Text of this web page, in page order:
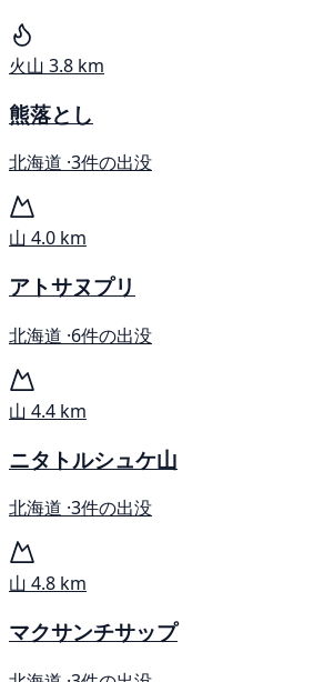
火山 3.8 km
熊落とし
北海道 ·3件の出没
山 4.0 km
アトサヌプリ
北海道 ·6件の出没
山 4.4 km
ニタトルシュケ山
北海道 ·3件の出没
山 4.8 km
マクサンチサップ